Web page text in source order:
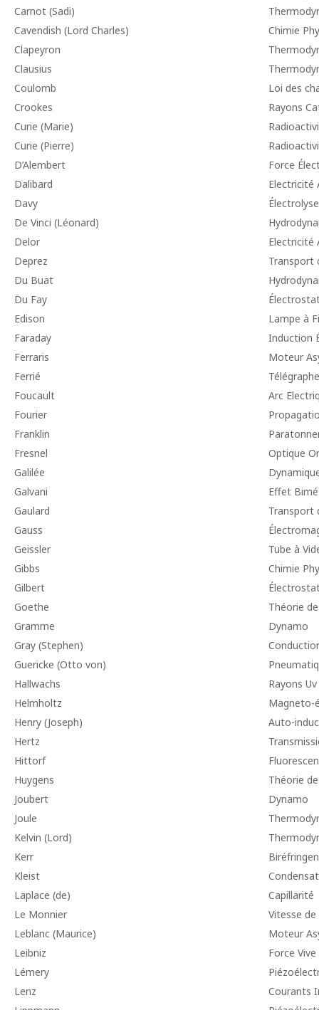
Carnot (Sadi)
Cavendish (Lord Charles)
Chimie
Clapeyron
Clausius
Coulomb
Loi des
Crookes
Rayons
Curie (Marie)
Curie (Pierre)
D’Alembert
Force
Dalibard
Electricité
Davy
Électrolyse
De Vinci (Léonard)
Delor
Electricité
Deprez
Transport
Du Buat
Du Fay
Edison
Lampe à
Faraday
Induction
Ferraris
Moteur
Ferrié
Foucault
Arc
Fourier
Franklin
Fresnel
Optique
Galilée
Galvani
Effet
Gaulard
Transport
Gauss
Geissler
Tube à
Gibbs
Chimie
Gilbert
Goethe
Théorie
Gramme
Dynamo
Gray (Stephen)
Guericke (Otto von)
Hallwachs
Rayons Uv
Helmholtz
Magneto-
Henry (Joseph)
Auto-
Hertz
Hittorf
Huygens
Théorie
Joubert
Dynamo
Joule
Kelvin (Lord)
Kerr
Kleist
Laplace (de)
Capillarité
Le Monnier
Vitesse de
Leblanc (Maurice)
Moteur
Leibniz
Force Vive
Lémery
Lenz
Courants